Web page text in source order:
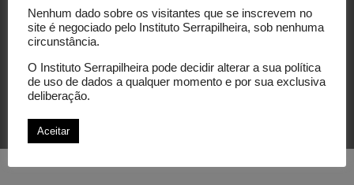
© Instituto Serrapilheira. Todos os direitos
Nenhum dado sobre os visitantes que se inscrevem no
site é negociado pelo Instituto Serrapilheira, sob nenhuma
circunstância.
O Instituto Serrapilheira pode decidir alterar a sua política
de uso de dados a qualquer momento e por sua exclusiva
deliberação.
Aceitar